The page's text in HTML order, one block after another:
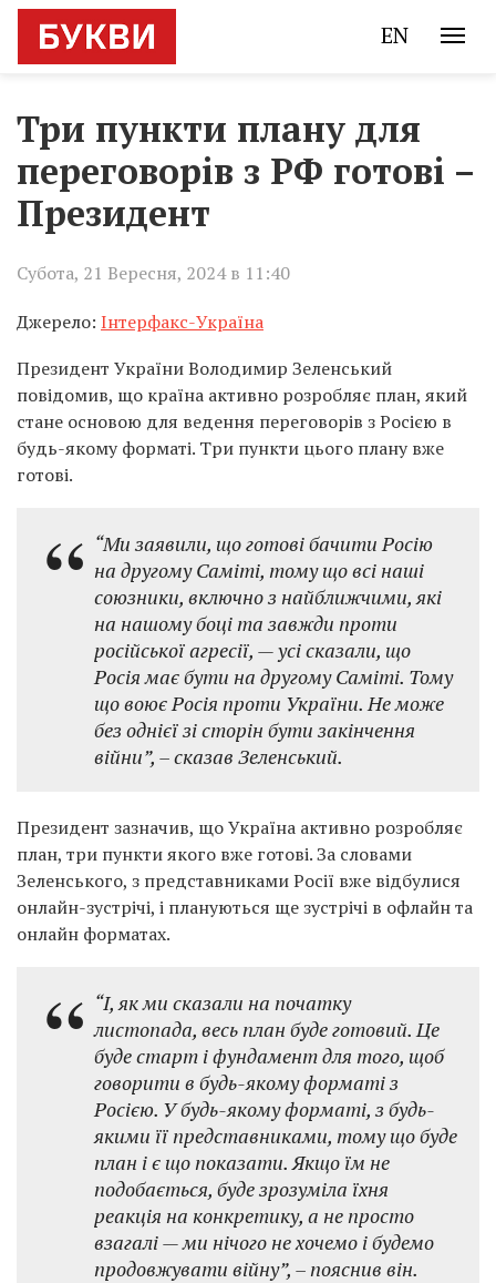
EN
Три пункти плану для
переговорів з РФ готові –
Президент
Субота, 21 Вересня, 2024 в 11:40
Джерело: Інтерфакс-Україна
Президент України Володимир Зеленський
повідомив, що країна активно розробляє план, який
стане основою для ведення переговорів з Росією в
будь-якому форматі. Три пункти цього плану вже
готові.
“Ми заявили, що готові бачити Росію
на другому Саміті, тому що всі наші
союзники, включно з найближчими, які
на нашому боці та завжди проти
російської агресії, — усі сказали, що
Росія має бути на другому Саміті. Тому
що воює Росія проти України. Не може
без однієї зі сторін бути закінчення
війни”, – сказав Зеленський.
Президент зазначив, що Україна активно розробляє
план, три пункти якого вже готові. За словами
Зеленського, з представниками Росії вже відбулися
онлайн-зустрічі, і плануються ще зустрічі в офлайн та
онлайн форматах.
“І, як ми сказали на початку
листопада, весь план буде готовий. Це
буде старт і фундамент для того, щоб
говорити в будь-якому форматі з
Росією. У будь-якому форматі, з будь-
якими її представниками, тому що буде
план і є що показати. Якщо їм не
подобається, буде зрозуміла їхня
реакція на конкретику, а не просто
взагалі — ми нічого не хочемо і будемо
продовжувати війну”, – пояснив він.